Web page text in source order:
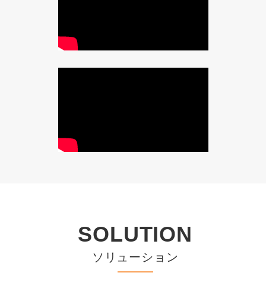
SOLUTION
ソリューション